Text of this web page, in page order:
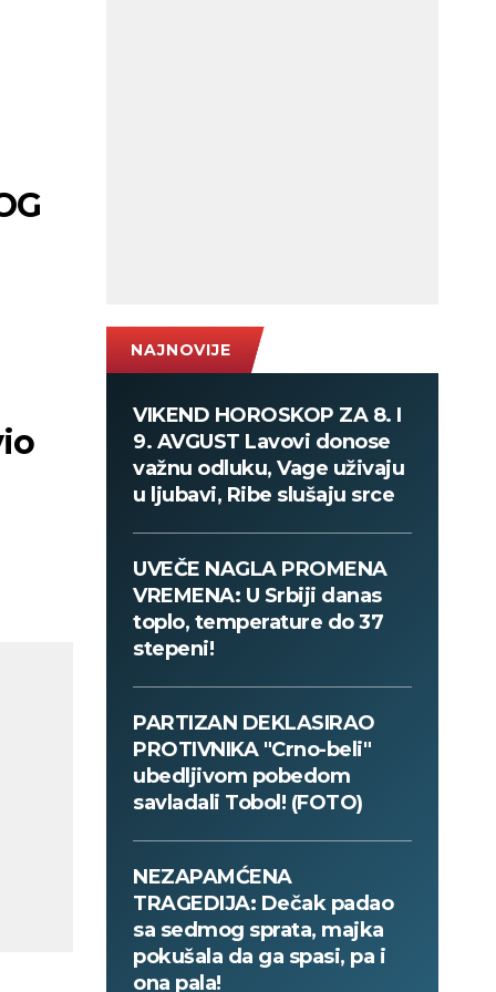
NAJNOVIJE
VIKEND HOROSKOP ZA 8. I
9. AVGUST Lavovi donose
važnu odluku, Vage uživaju
u ljubavi, Ribe slušaju srce
UVEČE NAGLA PROMENA
VREMENA: U Srbiji danas
toplo, temperature do 37
stepeni!
PARTIZAN DEKLASIRAO
PROTIVNIKA "Crno-beli"
ubedljivom pobedom
savladali Tobol! (FOTO)
NEZAPAMĆENA
TRAGEDIJA: Dečak padao
sa sedmog sprata, majka
pokušala da ga spasi, pa i
ona pala!